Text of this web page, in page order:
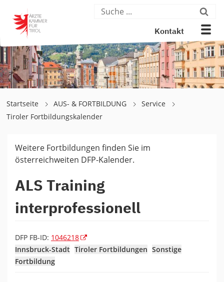
Kontakt
Startseite AUS- & FORTBILDUNG
Service
Tiroler Fortbildungskalender
Weitere Fortbildungen finden Sie im
österreichweiten DFP-Kalender.
ALS Training
interprofessionell
DFP FB-ID: 1046218
Innsbruck-Stadt Tiroler Fortbildungen Sonstige
Fortbildung